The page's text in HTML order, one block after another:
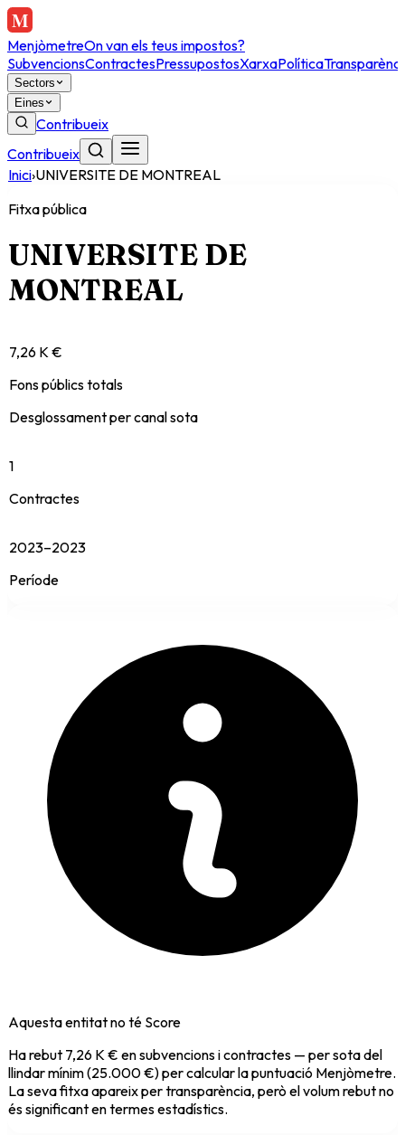
MenjòmetreOn van els teus impostos?
SubvencionsContractesPressupostosXarxaPolítica
Sectors
Eines
Contribueix
Contribueix
Inici›UNIVERSITE DE MONTREAL
Fitxa pública
UNIVERSITE DE
MONTREAL
7,26 K €
Fons públics totals
Desglossament per canal sota
1
Contractes
2023–2023
Període
Aquesta entitat no té Score
Ha rebut 7,26 K € en subvencions i contractes — per sota del
llindar mínim (25.000 €) per calcular la puntuació Menjòmetre.
La seva fitxa apareix per transparència, però el volum rebut no
és significant en termes estadístics.